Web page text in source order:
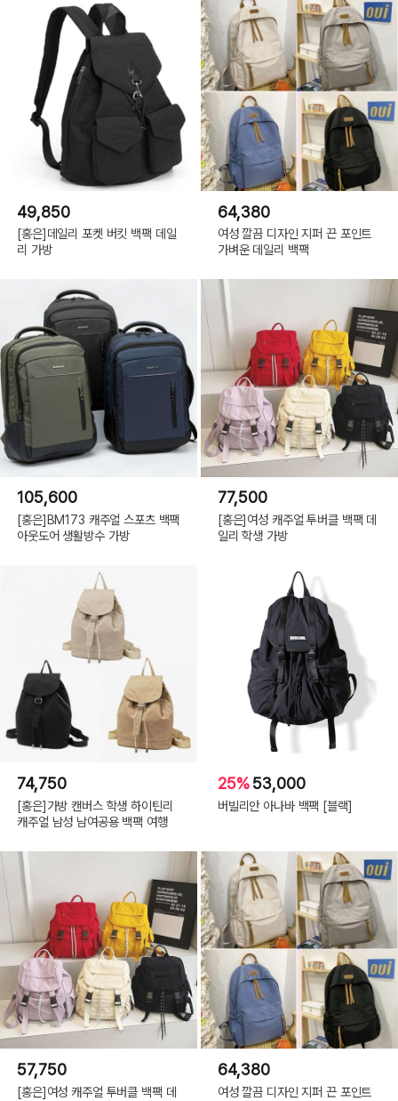
49,850
[홍은]데일리 포켓 버킷 백팩 데일
리 가방
64,380
여성 깔끔 디자인 지퍼 끈 포인트
가벼운 데일리 백팩
105,600
[홍은]BM173 캐주얼 스포츠 백팩
아웃도어 생활방수 가방
77,500
[홍은]여성 캐주얼 투버클 백팩 데
일리 학생 가방
74,750
[홍은]가방 캔버스 학생 하이틴리
캐주얼 남성 남여공용 백팩 여행
25%53,000
버빌리안 아나바 백팩 [블랙]
57,750
[홍은]여성 캐주얼 투버클 백팩 데
64,380
여성 깔끔 디자인 지퍼 끈 포인트